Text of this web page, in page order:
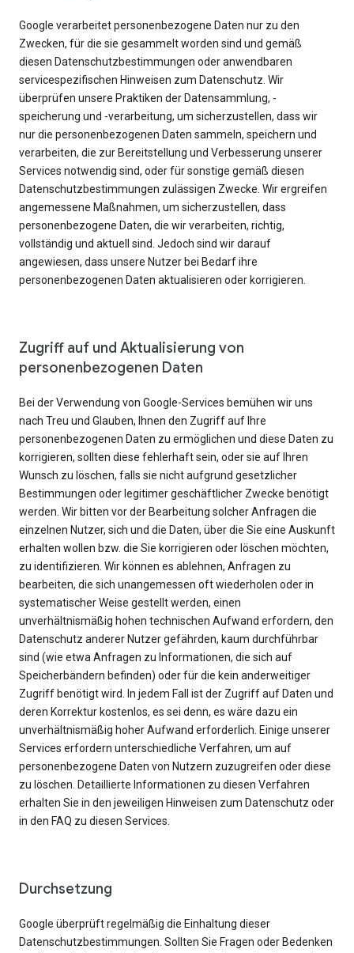
Google verarbeitet personenbezogene Daten nur zu den
Zwecken, für die sie gesammelt worden sind und gemäß
diesen Datenschutzbestimmungen oder anwendbaren
servicespezifischen Hinweisen zum Datenschutz. Wir
überprüfen unsere Praktiken der Datensammlung, -
speicherung und -verarbeitung, um sicherzustellen, dass wir
nur die personenbezogenen Daten sammeln, speichern und
verarbeiten, die zur Bereitstellung und Verbesserung unserer
Services notwendig sind, oder für sonstige gemäß diesen
Datenschutzbestimmungen zulässigen Zwecke. Wir ergreifen
angemessene Maßnahmen, um sicherzustellen, dass
personenbezogene Daten, die wir verarbeiten, richtig,
vollständig und aktuell sind. Jedoch sind wir darauf
angewiesen, dass unsere Nutzer bei Bedarf ihre
personenbezogenen Daten aktualisieren oder korrigieren.
Zugriff auf und Aktualisierung von
personenbezogenen Daten
Bei der Verwendung von Google-Services bemühen wir uns
nach Treu und Glauben, Ihnen den Zugriff auf Ihre
personenbezogenen Daten zu ermöglichen und diese Daten zu
korrigieren, sollten diese fehlerhaft sein, oder sie auf Ihren
Wunsch zu löschen, falls sie nicht aufgrund gesetzlicher
Bestimmungen oder legitimer geschäftlicher Zwecke benötigt
werden. Wir bitten vor der Bearbeitung solcher Anfragen die
einzelnen Nutzer, sich und die Daten, über die Sie eine Auskunft
erhalten wollen bzw. die Sie korrigieren oder löschen möchten,
zu identifizieren. Wir können es ablehnen, Anfragen zu
bearbeiten, die sich unangemessen oft wiederholen oder in
systematischer Weise gestellt werden, einen
unverhältnismäßig hohen technischen Aufwand erfordern, den
Datenschutz anderer Nutzer gefährden, kaum durchführbar
sind (wie etwa Anfragen zu Informationen, die sich auf
Speicherbändern befinden) oder für die kein anderweitiger
Zugriff benötigt wird. In jedem Fall ist der Zugriff auf Daten und
deren Korrektur kostenlos, es sei denn, es wäre dazu ein
unverhältnismäßig hoher Aufwand erforderlich. Einige unserer
Services erfordern unterschiedliche Verfahren, um auf
personenbezogene Daten von Nutzern zuzugreifen oder diese
zu löschen. Detaillierte Informationen zu diesen Verfahren
erhalten Sie in den jeweiligen Hinweisen zum Datenschutz oder
in den FAQ zu diesen Services.
Durchsetzung
Google überprüft regelmäßig die Einhaltung dieser
Datenschutzbestimmungen. Sollten Sie Fragen oder Bedenken